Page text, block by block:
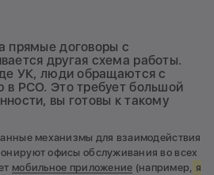
прямые договоры с
другая схема работы.
УК, люди обращаются с
в РСО. Это требует большой
вы готовы к такому
механизмы для взаимодействия
офисы обслуживания во всех
мобильное приложение (например, я